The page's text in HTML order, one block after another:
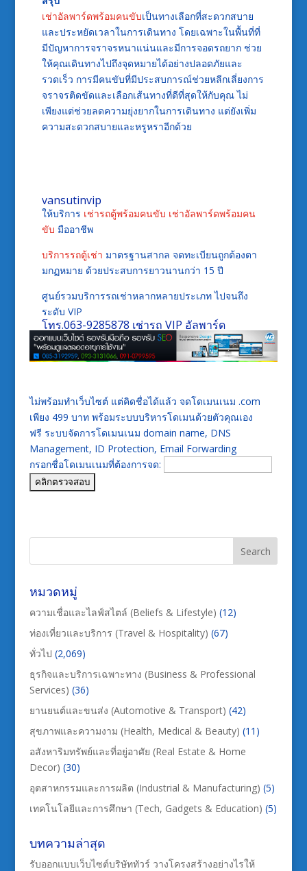
เช่าอัลพาร์ดพร้อมคนขับเป็นทางเลือกที่สะดวกสบาย
และประหยัดเวลาในการเดินทาง โดยเฉพาะในพื้นที่ที่
มีปัญหาการจราจรหนาแน่นและมีการจอดรถยาก ช่วย
ให้คุณเดินทางไปถึงจุดหมายได้อย่างปลอดภัยและ
รวดเร็ว การมีคนขับที่มีประสบการณ์ช่วยหลีกเลี่ยงการ
จราจรติดขัดและเลือกเส้นทางที่ดีที่สุดให้กับคุณ ไม่
เพียงแต่ช่วยลดความยุ่งยากในการเดินทาง แต่ยังเพิ่ม
ความสะดวกสบายและหรูหราอีกด้วย
vansutinvip
ให้บริการ เช่ารถตู้พร้อมคนขับ เช่าอัลพาร์ดพร้อมคน
ขับ มืออาชีพ
บริการรถตู้เช่า มาตรฐานสากล จดทะเบียนถูกต้องตา
มกฏหมาย ด้วยประสบการยาวนานกว่า 15 ปี
ศูนย์รวมบริการรถเช่าหลากหลายประเภท ไปจนถึง
ระดับ VIP
โทร.063-9285878 เช่ารถ VIP อัลพาร์ด
ไม่พร้อมทำเว็บไซต์ แต่คิดชื่อได้แล้ว จดโดเมนเนม .com
เพียง 499 บาท พร้อมระบบบริหารโดเมนด้วยตัวคุณเอง
ฟรี ระบบจัดการโดเมนเนม domain name, DNS
Management, ID Protection, Email Forwarding
กรอกชื่อโดเมนเนมที่ต้องการจด:
หมวดหมู่
ความเชื่อและไลฟ์สไตล์ (Beliefs & Lifestyle) (12)
ท่องเที่ยวและบริการ (Travel & Hospitality) (67)
ทั่วไป (2,069)
ธุรกิจและบริการเฉพาะทาง (Business & Professional
Services) (36)
ยานยนต์และขนส่ง (Automotive & Transport) (42)
สุขภาพและความงาม (Health, Medical & Beauty) (11)
อสังหาริมทรัพย์และที่อยู่อาศัย (Real Estate & Home
Decor) (30)
อุตสาหกรรมและการผลิต (Industrial & Manufacturing) (5)
เทคโนโลยีและการศึกษา (Tech, Gadgets & Education) (5)
บทความล่าสุด
รับออกแบบเว็บไซต์บริษัททัวร์ วางโครงสร้างอย่างไรให้